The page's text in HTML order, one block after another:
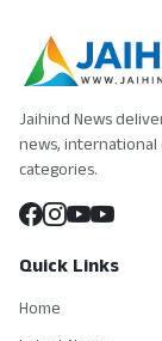
Jaihind News
news, international
categories.
Quick Links
Home